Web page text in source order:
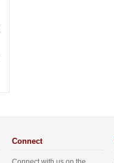
Connect